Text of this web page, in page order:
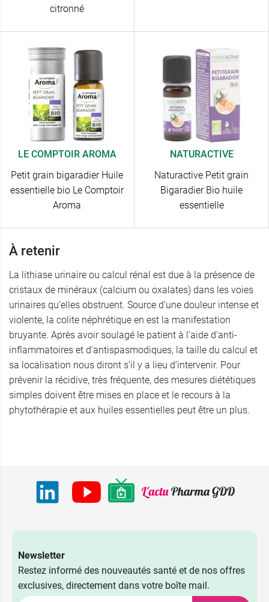
citronné
LE COMPTOIR AROMA
Petit grain bigaradier Huile
essentielle bio Le Comptoir
Aroma
NATURACTIVE
Naturactive Petit grain
Bigaradier Bio huile
essentielle
À retenir
La lithiase urinaire ou calcul rénal est due à la présence de
cristaux de minéraux (calcium ou oxalates) dans les voies
urinaires qu’elles obstruent. Source d’une douleur intense et
violente, la colite néphrétique en est la manifestation
bruyante. Après avoir soulagé le patient à l’aide d’anti-
inflammatoires et d’antispasmodiques, la taille du calcul et
sa localisation nous diront s’il y a lieu d’intervenir. Pour
prévenir la récidive, très fréquente, des mesures diététiques
simples doivent être mises en place et le recours à la
phytothérapie et aux huiles essentielles peut être un plus.
Newsletter
Restez informé des nouveautés santé et de nos offres
exclusives, directement dans votre boîte mail.